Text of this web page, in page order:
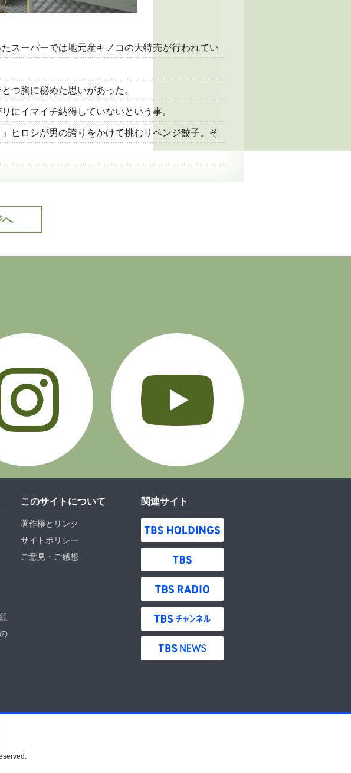
スーパーでは地元産キノコの大特売が行われてい
つ胸に秘めた思いがあった。
にイマイチ納得していないという事。
ヒロシが男の誇りをかけて挑むリベンジ餃子。そ
外部サイト)
Instagram
このサイトについて
著作権とリンク
サイトポリシー
ご意見・ご感想
関連サイト